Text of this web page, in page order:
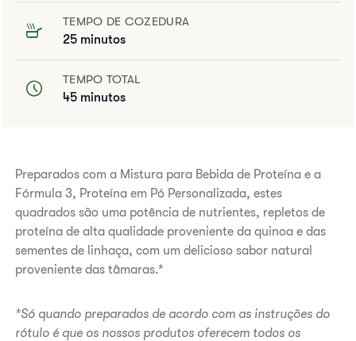
TEMPO DE COZEDURA
25 minutos
TEMPO TOTAL
45 minutos
Preparados com a Mistura para Bebida de Proteína e a
Fórmula 3, Proteína em Pó Personalizada, estes
quadrados são uma potência de nutrientes, repletos de
proteína de alta qualidade proveniente da quinoa e das
sementes de linhaça, com um delicioso sabor natural
proveniente das tâmaras.*
*Só quando preparados de acordo com as instruções do
rótulo é que os nossos produtos oferecem todos os